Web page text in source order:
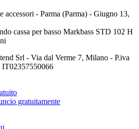
accessori - Parma (Parma) - Giugno 13,
cassa per basso Markbass STD 102 H
Srl - Via dal Verme 7, Milano - P.iva
IT02357550066
gratuitamente